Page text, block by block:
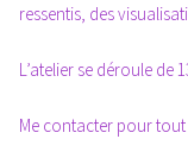
ressentis, des
L’atelier se déroule de
Me contacter pour